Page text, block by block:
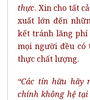
thực. Xin cho tất
xuất lớn đến
kết tránh lãng phí
mọi người đều có
thực chất lượng.
“Các tín hữu hãy
chính không hệ